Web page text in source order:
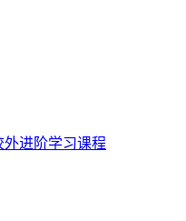
外进阶学习课程